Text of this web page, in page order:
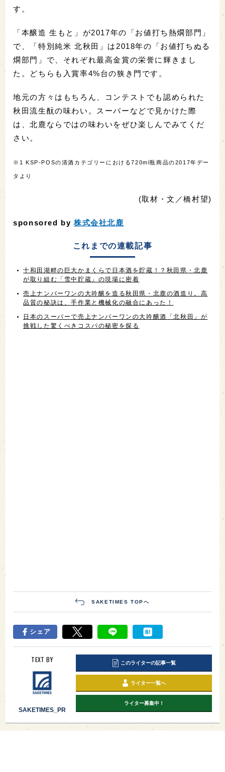
す。
「本醸造 生もと」が2017年の「お値打ち熱燗部門」
で、「特別純米 北秋田」は2018年の「お値打ちぬる
燗部門」で、それぞれ最高金賞の栄誉に輝きまし
た。どちらも入賞率4%台の狭き門です。
地元の方々はもちろん、コンテストでも認められた
秋田流生酛の味わい。スーパーなどで見かけた際
は、北鹿ならではの味わいをぜひ楽しんでみてくだ
さい。
※1 KSP-POSの清酒カテゴリーにおける720ml瓶商品の2017年デー
タより
(取材・文／橋村望)
sponsored by株式会社北鹿
これまでの連載記事
十和田湖畔の巨大かまくらで日本酒を貯蔵！？秋田県・北鹿
が取り組む「雪中貯蔵」の現場に密着
売上ナンバーワンの大吟醸を造る秋田県・北鹿の酒造り。高
品質の秘訣は、手作業と機械化の融合にあった！
日本のスーパーで売上ナンバーワンの大吟醸酒「北秋田」が
挑戦した驚くべきコスパの秘密を探る
SAKETIMES TOPへ
シェア
TEXT BY
SAKETIMES_PR
このライターの記事一覧
ライター一覧へ
ライター募集中！